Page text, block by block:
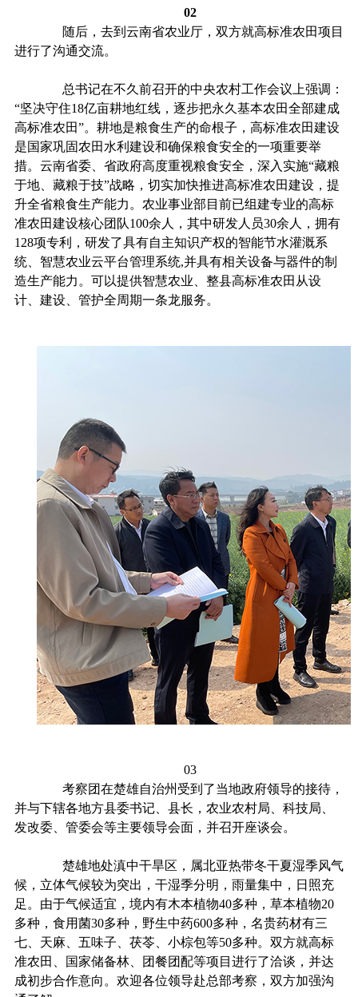
02
随后，去到云南省农业厅，双方就高标准农田项目
进行了沟通交流。
总书记在不久前召开的中央农村工作会议上强调：
“坚决守住18亿亩耕地红线，逐步把永久基本农田全部建成
高标准农田”。 耕地是粮食生产的命根子，高标准农田建设
是国家巩固农田水利建设和确保粮食安全的一项重要举
措。云南省委、省政府高度重视粮食安全，深入实施“藏粮
于地、藏粮于技”战略，切实加快推进高标准农田建设，提
升全省粮食生产能力。农业事业部目前已组建专业的高标
准农田建设核心团队100余人，其中研发人员30余人，拥有
128项专利，研发了具有自主知识产权的智能节水灌溉系
统、智慧农业云平台管理系统,并具有相关设备与器件的制
造生产能力。可以提供智慧农业、整县高标准农田从设
计、建设、管护全周期一条龙服务。
03
考察团在楚雄自治州受到了当地政府领导的接待，
并与下辖各地方县委书记、县长，农业农村局、科技局、
发改委、管委会等主要领导会面，并召开座谈会。
楚雄地处滇中干旱区，属北亚热带冬干夏湿季风气
候，立体气候较为突出，干湿季分明，雨量集中，日照充
足。由于气候适宜，境内有木本植物40多种，草本植物20
多种，食用菌30多种，野生中药600多种，名贵药材有三
七、天麻、五味子、茯苓、小棕包等50多种。双方就高标
准农田、国家储备林、团餐团配等项目进行了洽谈，并达
成初步合作意向。欢迎各位领导赴总部考察，双方加强沟